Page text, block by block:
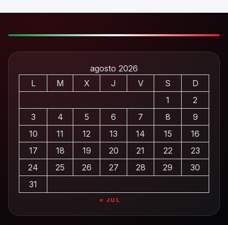
agosto 2026
L
M X J V S
D
1
2
3
4 5 6 7 8
9
10
11 12 13 14 15
16
17
18 19 20 21 22
23
24
25 26 27 28 29
30
31
« JUL